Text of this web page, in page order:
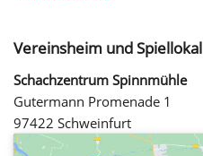
Vereinsheim und Spiellokal
Schachzentrum Spinnmühle
Gutermann Promenade 1
97422 Schweinfurt